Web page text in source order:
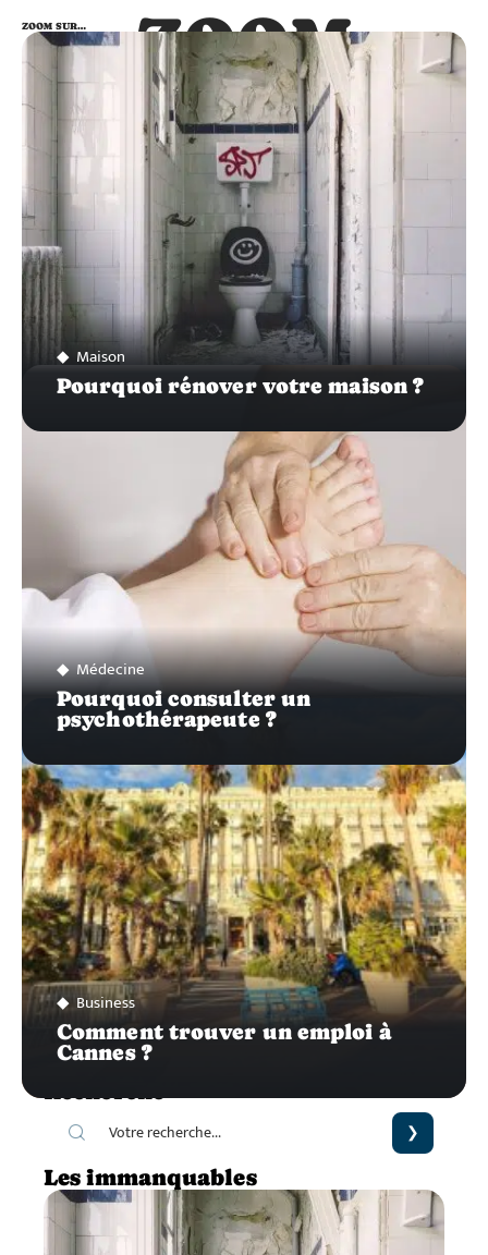
ZOOM
SUR…
ZOOM SUR…
Maison
Pourquoi rénover votre maison ?
Médecine
Pourquoi consulter un
psychothérapeute ?
Business
Comment trouver un emploi à
Cannes ?
Recherche
Les immanquables